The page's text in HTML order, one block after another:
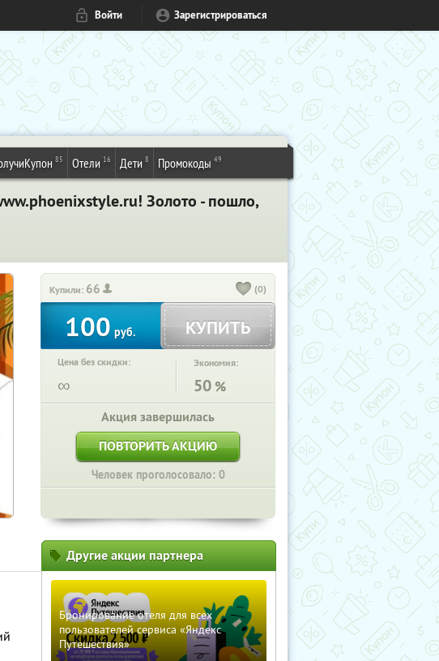
Войти Зарегистрироваться
85 Отели 16 Дети 8 Промокоды 49
Золото - пошло,
Купили: 66 (0)
100 руб. КУПИТЬ
Цена без скидки:
∞
Экономия:
50 %
Акция завершилась
ПОВТОРИТЬ АКЦИЮ
Человек проголосовало: 0
Другие акции партнера
Бронирование отеля для всех
пользователей сервиса «Яндекс
Путешествия»